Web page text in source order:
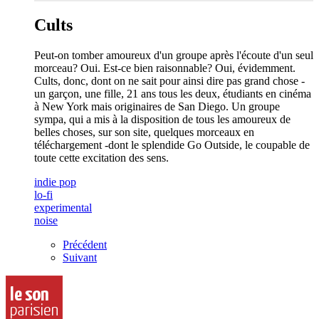
Cults
Peut-on tomber amoureux d'un groupe après l'écoute d'un seul
morceau? Oui. Est-ce bien raisonnable? Oui, évidemment.
Cults, donc, dont on ne sait pour ainsi dire pas grand chose -
un garçon, une fille, 21 ans tous les deux, étudiants en cinéma
à New York mais originaires de San Diego. Un groupe
sympa, qui a mis à la disposition de tous les amoureux de
belles choses, sur son site, quelques morceaux en
téléchargement -dont le splendide Go Outside, le coupable de
toute cette excitation des sens.
indie pop
lo-fi
experimental
noise
Précédent
Suivant